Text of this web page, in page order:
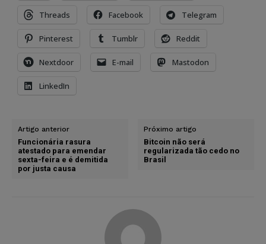
Threads Facebook Telegram
Pinterest Tumblr Reddit
Nextdoor E-mail Mastodon
LinkedIn
Artigo anterior
Funcionária rasura
atestado para emendar
sexta-feira e é demitida
por justa causa
Próximo artigo
Bitcoin não será
regularizada tão cedo no
Brasil